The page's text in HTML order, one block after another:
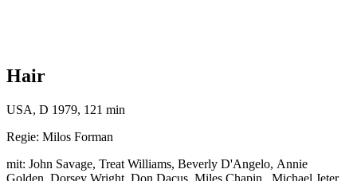
Hair
USA, D 1979, 121 min
Regie: Milos Forman
mit: John Savage, Treat Williams, Beverly D'Angelo, Annie
Golden, Dorsey Wright, Don Dacus, Miles Chapin, Michael Jeter